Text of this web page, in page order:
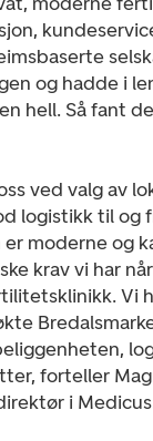
og hadde i
hell. Så fant de
ved valg av
logistikk til og
moderne og
krav vi har
Vi
forteller
i